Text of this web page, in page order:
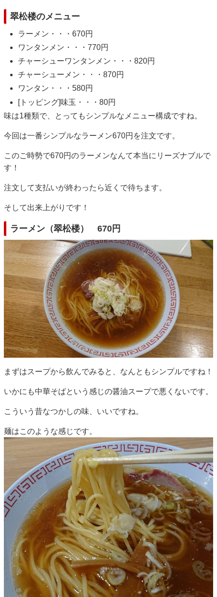
翠松楼のメニュー
ラーメン・・・670円
ワンタンメン・・・770円
チャーシューワンタンメン・・・820円
チャーシューメン・・・870円
ワンタン・・・580円
[トッピング]味玉・・・80円
味は1種類で、とってもシンプルなメニュー構成ですね。
今回は一番シンプルなラーメン670円を注文です。
このご時勢で670円のラーメンなんて本当にリーズナブルで
す！
注文して支払いが終わったら近くで待ちます。
そして出来上がりです！
ラーメン（翠松楼） 670円
まずはスープから飲んでみると、なんともシンプルですね！
いかにも中華そばという感じの醤油スープで悪くないです。
こういう昔なつかしの味、いいですね。
麺はこのような感じです。